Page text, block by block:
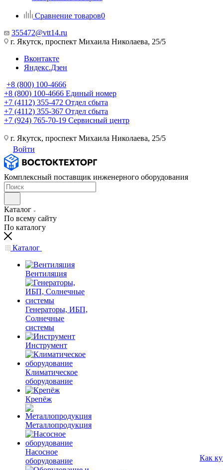
Сравнение товаров0
355472@vtt14.ru
г. Якутск, проспект Михаила Николаева, 25/5
Вконтакте
Яндекс.Дзен
+8 (800) 100-4666
+8 (800) 100-4666 Единый номер
+7 (4112) 355-472 Отдел сбыта
+7 (4112) 355-367 Отдел сбыта
+7 (924) 765-70-19 Сервисный центр
г. Якутск, проспект Михаила Николаева, 25/5
Войти
Комплексный поставщик инженерного оборудования
Каталог
По всему сайту
По каталогу
Каталог
Вентиляция
Генераторы, ИБП,
Солнечные
системы
Инструмент
Климатическое
оборудование
Крепёж
Металлопродукция
Насосное
оборудование
Как